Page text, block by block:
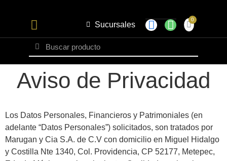
Sucursales
Aviso de Privacidad
Los Datos Personales, Financieros y Patrimoniales (en
adelante “Datos Personales”) solicitados, son tratados por
Marugan y Cia S.A. de C.V con domicilio en Miguel Hidalgo
y Costilla Nte 1340, Col. Providencia, CP 52177, Metepec,